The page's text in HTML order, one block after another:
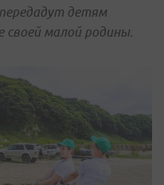
детям
своей малой родины.